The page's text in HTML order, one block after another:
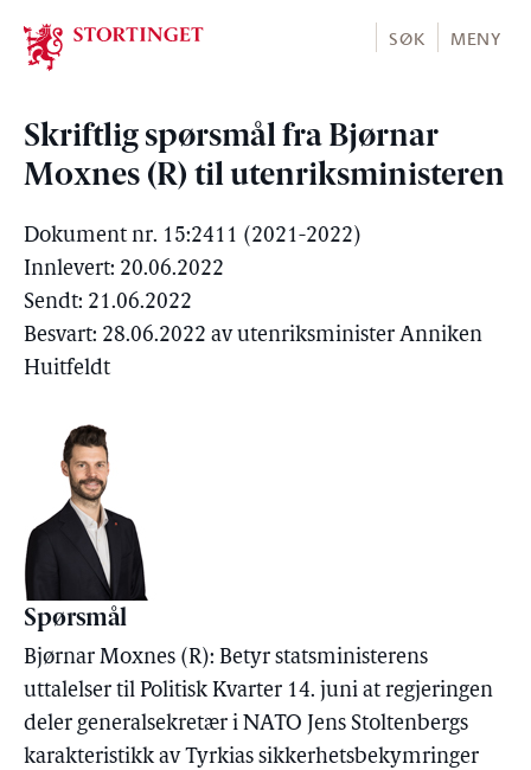
Stortinget.no
SØK MENY
Skriftlig spørsmål fra Bjørnar
Moxnes (R) til utenriksministeren
Dokument nr. 15:2411 (2021-2022)
Innlevert: 20.06.2022
Sendt: 21.06.2022
Besvart: 28.06.2022 av utenriksminister Anniken
Huitfeldt
Spørsmål
Bjørnar Moxnes (R): Betyr statsministerens
uttalelser til Politisk Kvarter 14. juni at regjeringen
deler generalsekretær i NATO Jens Stoltenbergs
karakteristikk av Tyrkias sikkerhetsbekymringer